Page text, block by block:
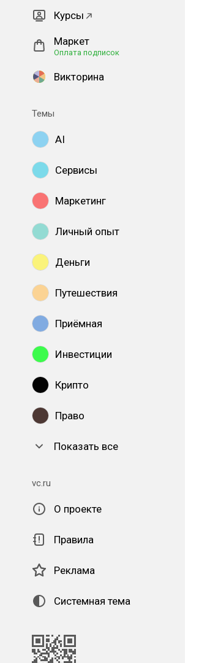
Курсы
Маркет
Оплата подписок
Викторина
Темы
AI
Сервисы
Маркетинг
Личный опыт
Деньги
Путешествия
Приёмная
Инвестиции
Крипто
Право
Показать все
vc.ru
О проекте
Правила
Реклама
Системная тема